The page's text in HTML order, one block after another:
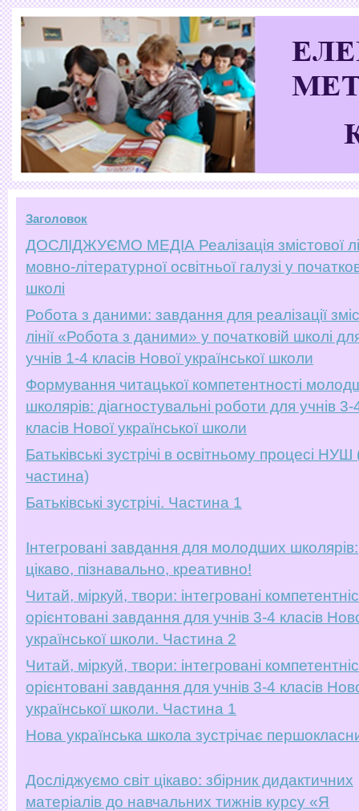
Заголовок
ДОСЛІДЖУЄМО МЕДІА Реалізація змістової
мовно-літературної освітньої галузі у
школі
Робота з даними: завдання для реалізації
лінії «Робота з даними» у початковій школі
учнів 1-4 класів Нової української школи
Формування читацької компетентності
школярів: діагностувальні роботи для учнів 3-
класів Нової української школи
Батьківські зустрічі в освітньому процесі НУШ
частина)
Батьківські зустрічі. Частина 1
Інтегровані завдання для молодших школярів:
цікаво, пізнавально, креативно!
Читай, міркуй, твори: інтегровані
орієнтовані завдання для учнів 3-4 класів
української школи. Частина 2
Читай, міркуй, твори: інтегровані
орієнтовані завдання для учнів 3-4 класів
української школи. Частина 1
Нова українська школа зустрічає
Досліджуємо світ цікаво: збірник дидактичних
матеріалів до навчальних тижнів курсу «Я